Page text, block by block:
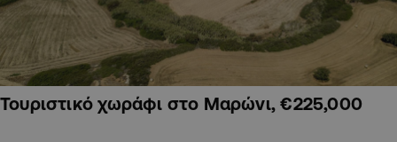
Τουριστικό χωράφι στο Μαρώνι, €225,000